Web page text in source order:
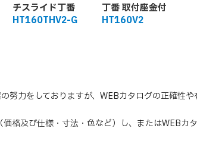
チスライド丁番
HT160THV2-G
丁番 取付座金付
HT160V2
努力をしておりますが、WEBカタログの正確性
格及び仕様・寸法・色など）し、またはWEBカ